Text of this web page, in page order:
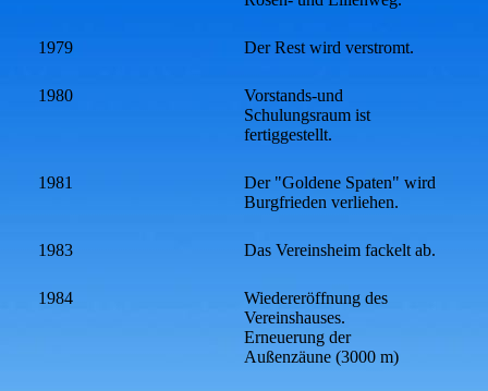
1979 Der Rest wird verstromt.
1980
Vorstands-und
Schulungsraum ist
fertiggestellt.
1981
Der "Goldene Spaten" wird
Burgfrieden verliehen.
1983 Das Vereinsheim fackelt ab.
1984
Wiedereröffnung des
Vereinshauses.
Erneuerung der
Außenzäune (3000 m)